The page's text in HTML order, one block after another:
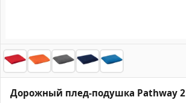
Дорожный плед-подушка Pathway 2